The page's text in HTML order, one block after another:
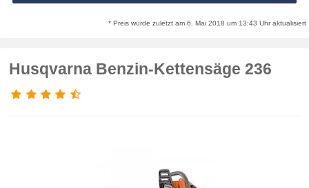
* Preis wurde zuletzt am 6. Mai 2018 um 13:43 Uhr aktualisiert
Husqvarna Benzin-Kettensäge 236